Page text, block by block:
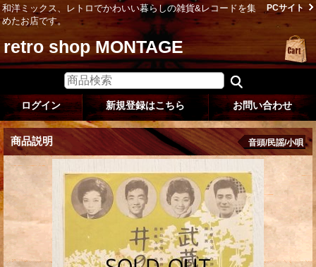
和洋ミックス、レトロでかわいい暮らしの雑貨&レコードを集
めたお店です。
PCサイト
retro shop MONTAGE
ログイン 新規登録はこちら お問い合わせ
商品説明 音頭/民謡/小唄